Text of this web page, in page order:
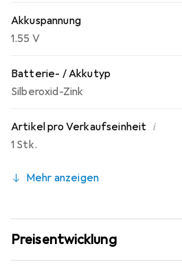
Akkuspannung
1.55 V
Batterie- / Akkutyp
Silberoxid-Zink
Artikel pro Verkaufseinheit i
1 Stk.
Mehr anzeigen
Preisentwicklung